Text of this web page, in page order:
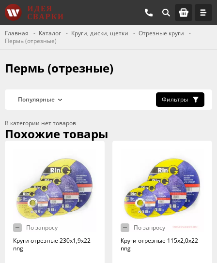
Главная Каталог Круги, диски, щетки
Отрезные круги
Пермь (отрезные)
Пермь (отрезные)
Фильтры
В категории нет товаров
Похожие товары
По запросу
Круги отрезные 230х1,9х22
nng
По запросу
Круги отрезные 115х2,0х22
nng